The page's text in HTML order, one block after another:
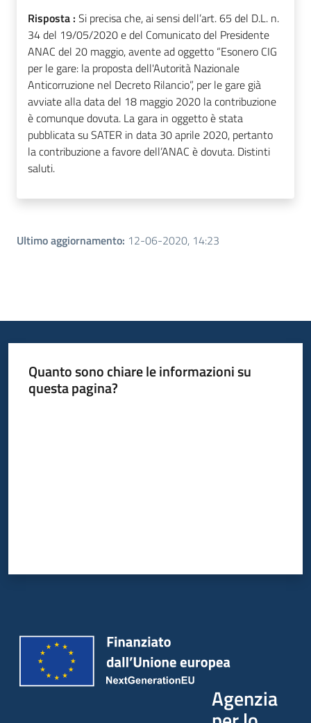
Risposta : Si precisa che, ai sensi dell’art. 65 del D.L. n.
34 del 19/05/2020 e del Comunicato del Presidente
ANAC del 20 maggio, avente ad oggetto “Esonero CIG
per le gare: la proposta dell'Autorità Nazionale
Anticorruzione nel Decreto Rilancio”, per le gare già
avviate alla data del 18 maggio 2020 la contribuzione
è comunque dovuta. La gara in oggetto è stata
pubblicata su SATER in data 30 aprile 2020, pertanto
la contribuzione a favore dell’ANAC è dovuta. Distinti
saluti.
Ultimo aggiornamento: 12-06-2020, 14:23
Quanto sono chiare le informazioni su
questa pagina?
Agenzia